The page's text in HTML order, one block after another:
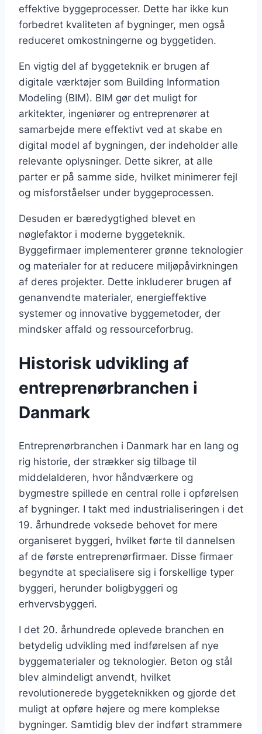
effektive byggeprocesser. Dette har ikke kun
forbedret kvaliteten af bygninger, men også
reduceret omkostningerne og byggetiden.
En vigtig del af byggeteknik er brugen af
digitale værktøjer som Building Information
Modeling (BIM). BIM gør det muligt for
arkitekter, ingeniører og entreprenører at
samarbejde mere effektivt ved at skabe en
digital model af bygningen, der indeholder alle
relevante oplysninger. Dette sikrer, at alle
parter er på samme side, hvilket minimerer fejl
og misforståelser under byggeprocessen.
Desuden er bæredygtighed blevet en
nøglefaktor i moderne byggeteknik.
Byggefirmaer implementerer grønne teknologier
og materialer for at reducere miljøpåvirkningen
af deres projekter. Dette inkluderer brugen af
genanvendte materialer, energieffektive
systemer og innovative byggemetoder, der
mindsker affald og ressourceforbrug.
Historisk udvikling af
entreprenørbranchen i
Danmark
Entreprenørbranchen i Danmark har en lang og
rig historie, der strækker sig tilbage til
middelalderen, hvor håndværkere og
bygmestre spillede en central rolle i opførelsen
af bygninger. I takt med industrialiseringen i det
19. århundrede voksede behovet for mere
organiseret byggeri, hvilket førte til dannelsen
af de første entreprenørfirmaer. Disse firmaer
begyndte at specialisere sig i forskellige typer
byggeri, herunder boligbyggeri og
erhvervsbyggeri.
I det 20. århundrede oplevede branchen en
betydelig udvikling med indførelsen af nye
byggematerialer og teknologier. Beton og stål
blev almindeligt anvendt, hvilket
revolutionerede byggeteknikken og gjorde det
muligt at opføre højere og mere komplekse
bygninger. Samtidig blev der indført strammere